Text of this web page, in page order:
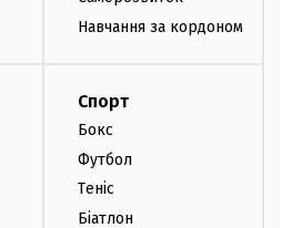
Навчання за кордоном
Спорт
Бокс
Футбол
Теніс
Біатлон